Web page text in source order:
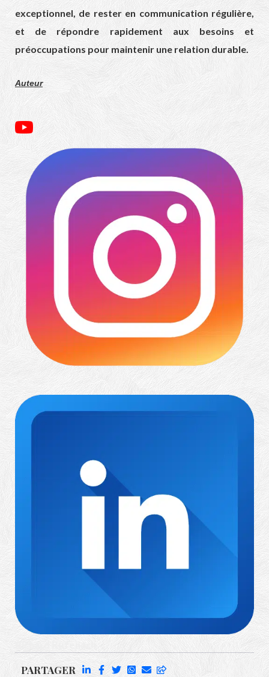
exceptionnel, de rester en communication régulière,
et de répondre rapidement aux besoins et
préoccupations pour maintenir une relation durable.
Auteur
PARTAGER